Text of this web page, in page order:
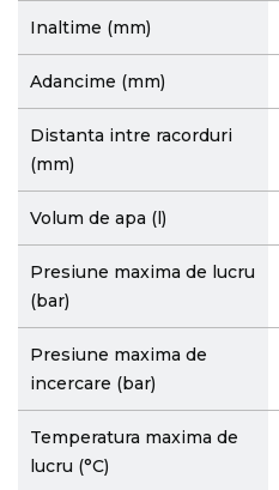
Inaltime (mm)
Adancime (mm)
Distanta intre racorduri
(mm)
Volum de apa (l)
Presiune maxima de lucru
(bar)
Presiune maxima de
incercare (bar)
Temperatura maxima de
lucru (°C)